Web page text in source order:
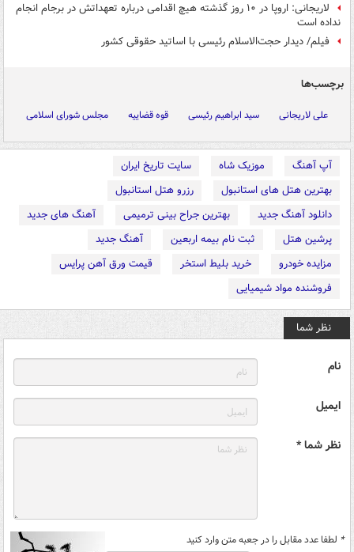
لاریجانی: اروپا در ۱۰ روز گذشته هیچ اقدامی درباره تعهداتش در برجام انجام
نداده‌ است
فیلم/ دیدار حجت‌الاسلام رئیسی با اساتید حقوقی کشور
برچسب‌ها
علی لاریجانی سید ابراهیم رئیسی قوه قضاییه مجلس شورای اسلامی
آپ آهنگ موزیک شاه
سایت تاریخ ایران
بهترین هتل های استانبول
رزرو هتل استانبول
دانلود آهنگ جدید
بهترین جراح بینی ترمیمی
آهنگ های جدید
پرشین هتل
ثبت نام بیمه اربعین
آهنگ جدید
مزایده خودرو
خرید بلیط استخر
قیمت ورق آهن پرایس
فروشنده مواد شیمیایی
نظر شما
نام
ایمیل
نظر شما *
* لطفا عدد مقابل را در جعبه متن وارد کنید